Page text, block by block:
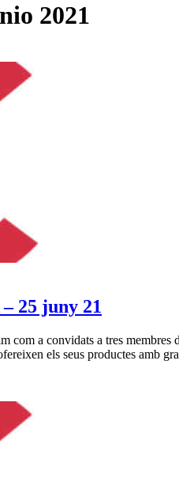
2021
25 juny 21
com a convidats a tres
els seus productes amb